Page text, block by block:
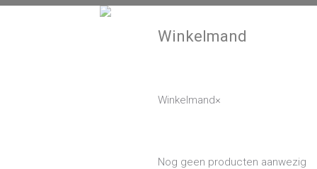
Winkelmand
Winkelmand×
Nog geen producten aanwezig